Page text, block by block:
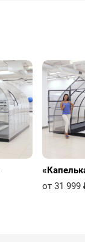
от 31 999